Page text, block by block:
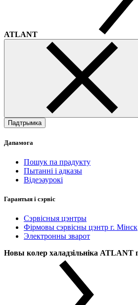
ATLANT
Падтрымка
Дапамога
Пошук па прадукту
Пытанні і адказы
Відеэаурокі
Гарантыя і сэрвіс
Сэрвісныя цэнтры
Фірмовы сэрвісны цэнтр г. Мінск
Электронны зварот
Новы колер халадзільніка ATLANT